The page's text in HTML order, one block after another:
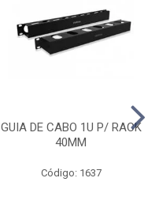
GUIA DE CABO 1U P/ RACK
40MM
Código: 1637